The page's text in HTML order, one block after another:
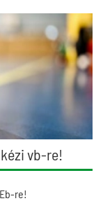
vb-re!
re!